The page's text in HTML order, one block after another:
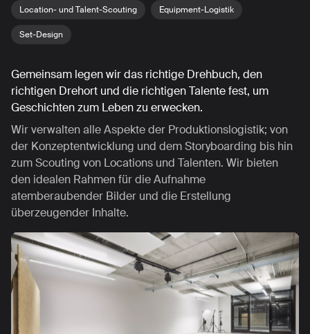
Location- und Talent-Scouting Equipment-Logistik
Set-Design
Gemeinsam legen wir das richtige Drehbuch, den
richtigen Drehort und die richtigen Talente fest, um
Geschichten zum Leben zu erwecken.
Wir verwalten alle Aspekte der Produktionslogistik; von
der Konzeptentwicklung und dem Storyboarding bis hin
zum Scouting von Locations und Talenten. Wir bieten
den idealen Rahmen für die Aufnahme
atemberaubender Bilder und die Erstellung
überzeugender Inhalte.